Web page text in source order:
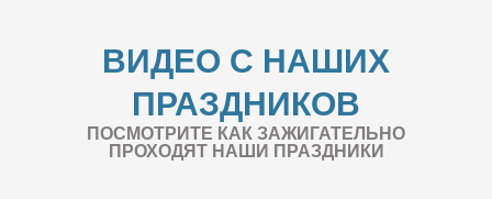
ВИДЕО С НАШИХ
ПРАЗДНИКОВ
ПОСМОТРИТЕ КАК ЗАЖИГАТЕЛЬНО
ПРОХОДЯТ НАШИ ПРАЗДНИКИ